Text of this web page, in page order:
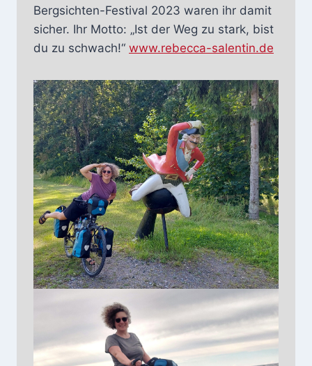
Bergsichten-Festival 2023 waren ihr damit
sicher. Ihr Motto: „Ist der Weg zu stark, bist
du zu schwach!“ www.rebecca-salentin.de